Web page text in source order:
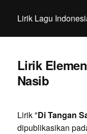
Lirik Lagu
Lirik
Nasib
Lirik "Di Tangan
dipublikasikan